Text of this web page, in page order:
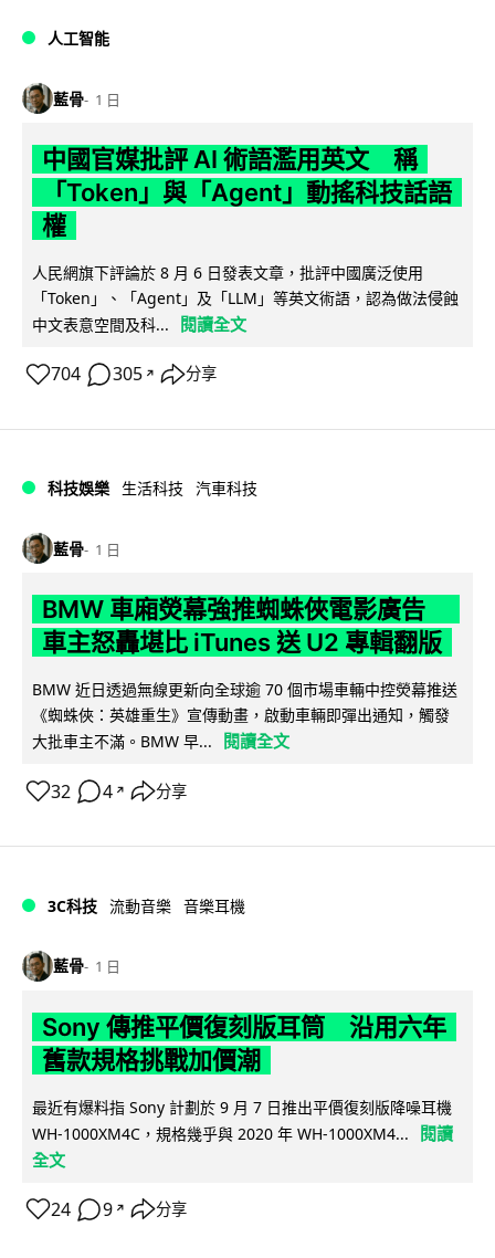
人工智能
藍骨 1 日
中國官媒批評 AI 術語濫用英文 稱
「Token」與「Agent」動搖科技話語
權
人民網旗下評論於 8 月 6 日發表文章，批評中國廣泛使用
「Token」、「Agent」及「LLM」等英文術語，認為做法侵蝕
中文表意空間及科...
閱讀全文
704 305 ↗ 分享
科技娛樂 生活科技 汽車科技
藍骨 1 日
BMW 車廂熒幕強推蜘蛛俠電影廣告
車主怒轟堪比 iTunes 送 U2 專輯翻版
BMW 近日透過無線更新向全球逾 70 個市場車輛中控熒幕推送
《蜘蛛俠：英雄重生》宣傳動畫，啟動車輛即彈出通知，觸發
大批車主不滿。BMW 早...
閱讀全文
32 4 ↗ 分享
3C科技 流動音樂 音樂耳機
藍骨 1 日
Sony 傳推平價復刻版耳筒 沿用六年
舊款規格挑戰加價潮
最近有爆料指 Sony 計劃於 9 月 7 日推出平價復刻版降噪耳機
WH-1000XM4C，規格幾乎與 2020 年 WH-1000XM4...
閱讀
全文
24 9 ↗ 分享